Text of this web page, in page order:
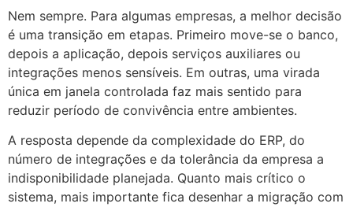
Nem sempre. Para algumas empresas, a melhor decisão
é uma transição em etapas. Primeiro move-se o banco,
depois a aplicação, depois serviços auxiliares ou
integrações menos sensíveis. Em outras, uma virada
única em janela controlada faz mais sentido para
reduzir período de convivência entre ambientes.
A resposta depende da complexidade do ERP, do
número de integrações e da tolerância da empresa a
indisponibilidade planejada. Quanto mais crítico o
sistema, mais importante fica desenhar a migração com